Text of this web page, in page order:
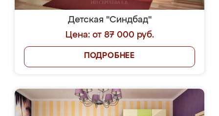
Детская "Синдбад"
Цена: от 87 000 руб.
ПОДРОБНЕЕ